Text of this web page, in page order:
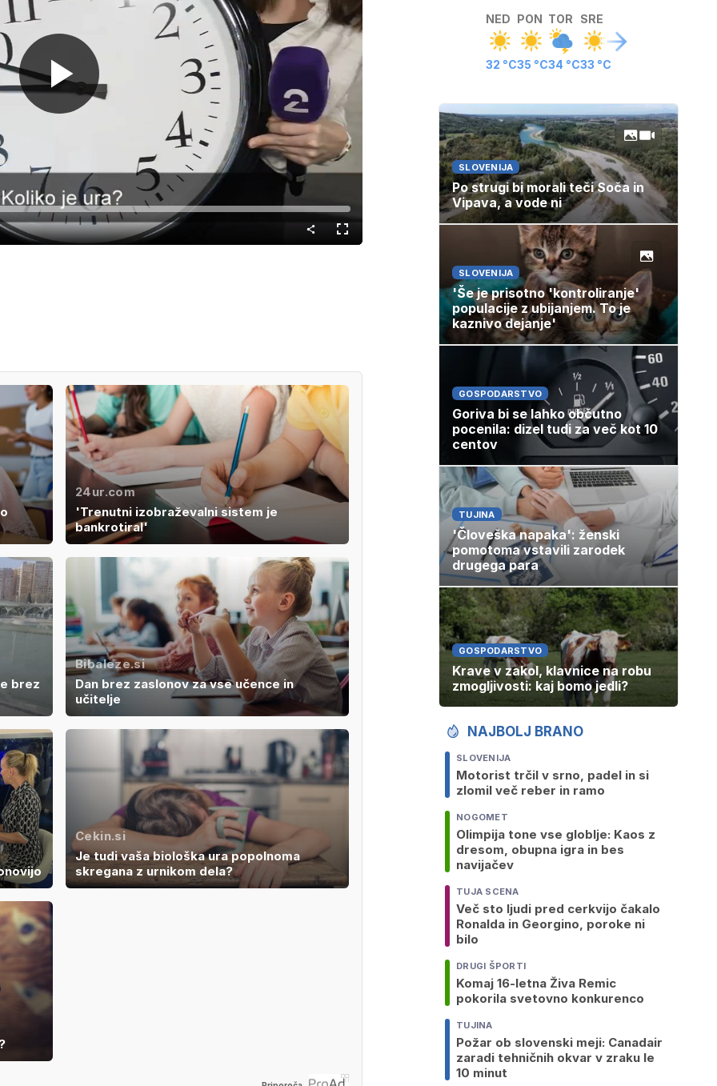
Celozaslonski
način
24ur.com
'Trenutni izobraževalni sistem je
bankrotiral'
brez
Bibaleze.si
Dan brez zaslonov za vse učence in
učitelje
Cekin.si
Je tudi vaša biološka ura popolnoma
skregana z urnikom dela?
NED
32 °C
PON
35 °C
TOR
34 °C
SRE
33 °C
SLOVENIJA
Po strugi bi morali teči Soča in
Vipava, a vode ni
SLOVENIJA
'Še je prisotno 'kontroliranje'
populacije z ubijanjem. To je
kaznivo dejanje'
GOSPODARSTVO
Goriva bi se lahko občutno
pocenila: dizel tudi za več kot 10
centov
TUJINA
'Človeška napaka': ženski
pomotoma vstavili zarodek
drugega para
GOSPODARSTVO
Krave v zakol, klavnice na robu
zmogljivosti: kaj bomo jedli?
NAJBOLJ BRANO
SLOVENIJA
Motorist trčil v srno, padel in si
zlomil več reber in ramo
NOGOMET
Olimpija tone vse globlje: Kaos z
dresom, obupna igra in bes
navijačev
TUJA SCENA
Več sto ljudi pred cerkvijo čakalo
Ronalda in Georgino, poroke ni
bilo
DRUGI ŠPORTI
Komaj 16-letna Živa Remic
pokorila svetovno konkurenco
TUJINA
Požar ob slovenski meji: Canadair
zaradi tehničnih okvar v zraku le
10 minut